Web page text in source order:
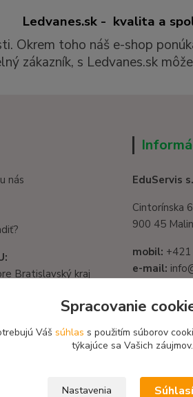
Ledvanes.sk - kvalita a
Okrem toho náš e-shop
zákazník, s Ledvanes.sk
nás
Bratislavský kraj
EduServis
Cintorínska
900 45
mobil:
e-mail:
DIČ:
Spracovanie
Váš súhlas s použitím súborov
týkajúce sa Vašich záujmov.
Nastavenia